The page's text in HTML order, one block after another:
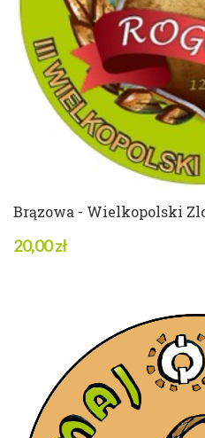
ZOBACZ
Brązowa - Wielkopolski
20,00 zł